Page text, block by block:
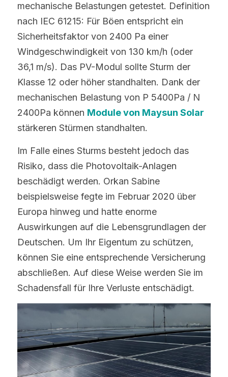
mechanische Belastungen getestet. Definition
nach IEC 61215: Für Böen entspricht ein
Sicherheitsfaktor von 2400 Pa einer
Windgeschwindigkeit von 130 km/h (oder
36,1 m/s). Das PV-Modul sollte Sturm der
Klasse 12 oder höher standhalten. Dank der
mechanischen Belastung von P 5400Pa / N
2400Pa können Module von Maysun Solar
stärkeren Stürmen standhalten.
Im Falle eines Sturms besteht jedoch das
Risiko, dass die Photovoltaik-Anlagen
beschädigt werden. Orkan Sabine
beispielsweise fegte im Februar 2020 über
Europa hinweg und hatte enorme
Auswirkungen auf die Lebensgrundlagen der
Deutschen. Um Ihr Eigentum zu schützen,
können Sie eine entsprechende Versicherung
abschließen. Auf diese Weise werden Sie im
Schadensfall für Ihre Verluste entschädigt.